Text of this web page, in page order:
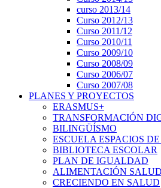
curso 2013/14
Curso 2012/13
Curso 2011/12
Curso 2010/11
Curso 2009/10
Curso 2008/09
Curso 2006/07
Curso 2007/08
PLANES Y PROYECTOS
ERASMUS+
TRANSFORMACIÓN
BILINGÜÍSMO
ESCUELA ESPACIOS
BIBLIOTECA ESCOLAR
PLAN DE IGUALDAD
ALIMENTACIÓN
CRECIENDO EN SALUD